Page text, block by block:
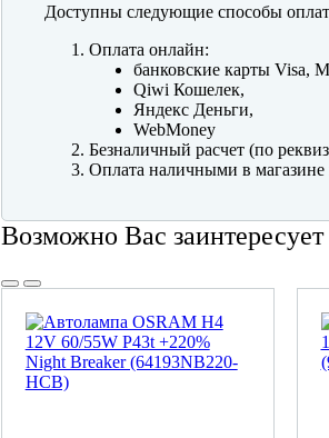
Доступны следующие способы
Оплата онлайн:
банковские карты Visa,
Qiwi Кошелек,
Яндекс Деньги,
WebMoney
Безналичный расчет (по
Оплата наличными в магазине
Возможно Вас заинтересует